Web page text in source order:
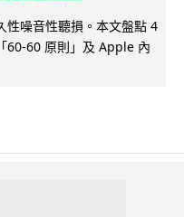
性噪音性聽損。本文盤點 4
60-60 原則」及 Apple 內